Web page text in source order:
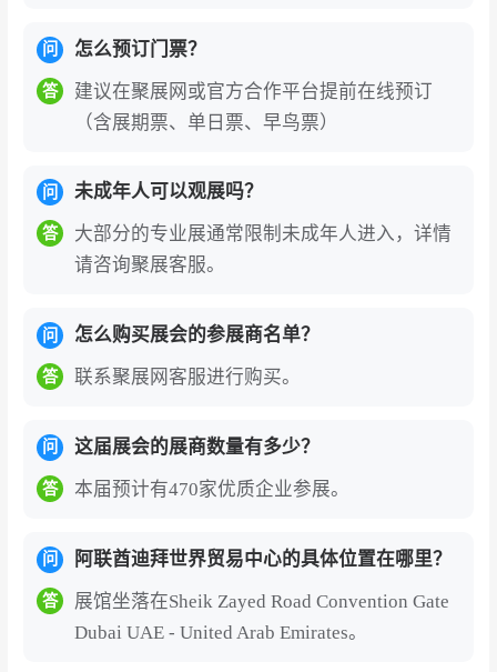
问 怎么预订门票？
答
建议在聚展网或官方合作平台提前在线预订
（含展期票、单日票、早鸟票）
问 未成年人可以观展吗？
答
大部分的专业展通常限制未成年人进入，详情
请咨询聚展客服。
问 怎么购买展会的参展商名单？
答 联系聚展网客服进行购买。
问 这届展会的展商数量有多少？
答 本届预计有470家优质企业参展。
问 阿联酋迪拜世界贸易中心的具体位置在哪里？
答
展馆坐落在Sheik Zayed Road Convention Gate
Dubai UAE - United Arab Emirates。